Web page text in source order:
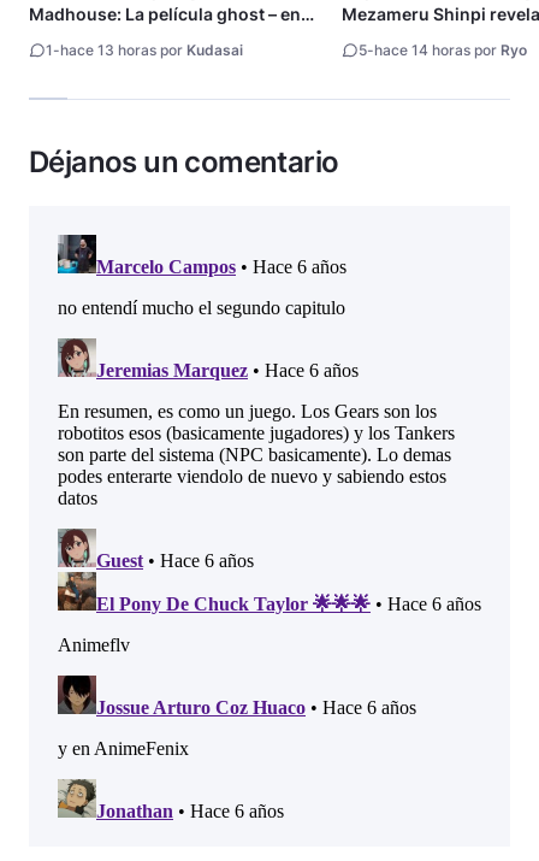
Madhouse: La película ghost – end
1-hace 13 horas por Kudasai
Mezameru Shinpi
5-hace 14 horas por Ryo
Déjanos un comentario